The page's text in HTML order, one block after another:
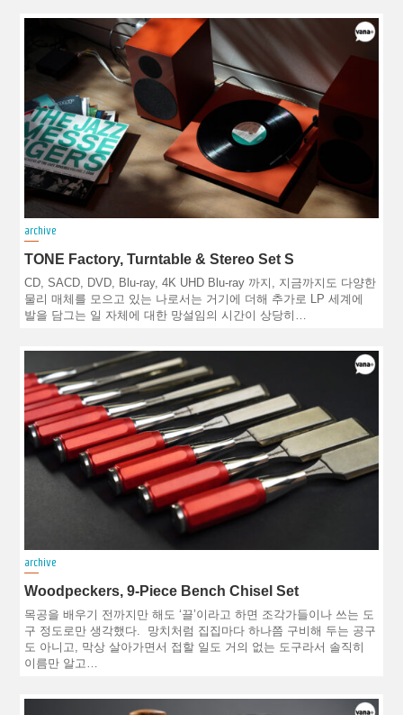
archive
TONE Factory, Turntable & Stereo Set S
CD, SACD, DVD, Blu-ray, 4K UHD Blu-ray 까지, 지금까지도 다양한
물리 매체를 모으고 있는 나로서는 거기에 더해 추가로 LP 세계에
발을 담그는 일 자체에 대한 망설임의 시간이 상당히…
archive
Woodpeckers, 9-Piece Bench Chisel Set
목공을 배우기 전까지만 해도 ‘끌’이라고 하면 조각가들이나 쓰는 도
구 정도로만 생각했다. 망치처럼 집집마다 하나쯤 구비해 두는 공구
도 아니고, 막상 살아가면서 접할 일도 거의 없는 도구라서 솔직히
이름만 알고…